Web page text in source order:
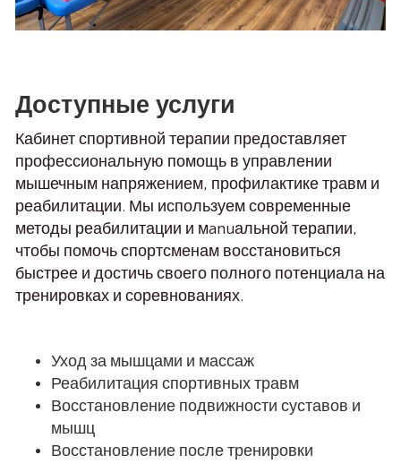
Доступные услуги
Кабинет спортивной терапии предоставляет
профессиональную помощь в управлении
мышечным напряжением, профилактике травм и
реабилитации. Мы используем современные
методы реабилитации и мanuальной терапии,
чтобы помочь спортсменам восстановиться
быстрее и достичь своего полного потенциала на
тренировках и соревнованиях.
Уход за мышцами и массаж
Реабилитация спортивных травм
Восстановление подвижности суставов и
мышц
Восстановление после тренировки